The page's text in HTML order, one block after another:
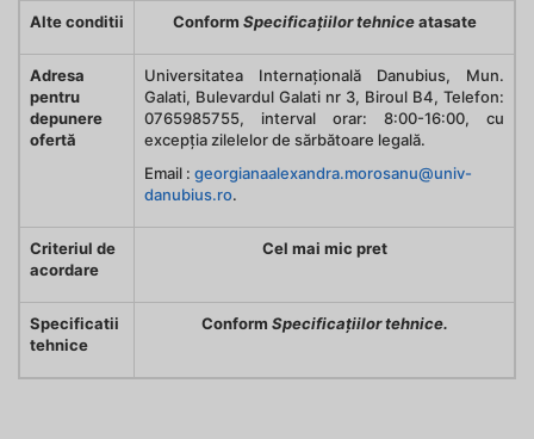
Alte conditii Conform Specificațiilor tehniceatasate
Adresa
pentru
depunere
ofertă
Universitatea Internațională Danubius, Mun.
Galati, Bulevardul Galati nr 3, Biroul B4, Telefon:
0765985755, interval orar: 8:00-16:00, cu
excepția zilelelor de sărbătoare legală.
Email : georgianaalexandra.morosanu@univ-
danubius.ro.
Criteriul de
acordare
Cel mai mic pret
Specificatii
tehnice
Conform Specificațiilor tehnice.